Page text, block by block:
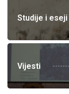
Studije i eseji
Vijesti